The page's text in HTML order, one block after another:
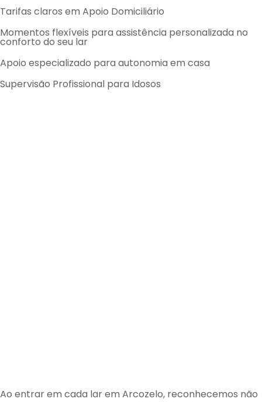
Ao entrar em cada lar em Arcozelo, reconhecemos não
Tarifas claros em Apoio Domiciliário
Momentos flexíveis para assistência personalizada no
conforto do seu lar
Apoio especializado para autonomia em casa
Supervisão Profissional para Idosos